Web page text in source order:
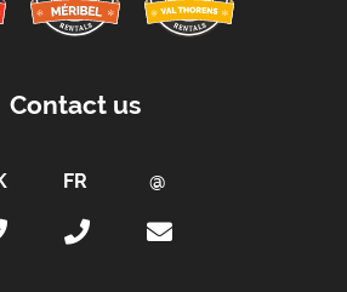
Contact us